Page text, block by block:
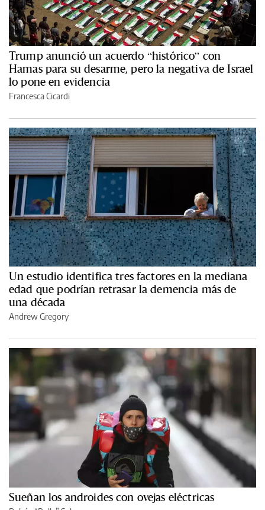
Trump anunció un acuerdo “histórico” con
Hamas para su desarme, pero la negativa de Israel
lo pone en evidencia
Francesca Cicardi
Un estudio identifica tres factores en la mediana
edad que podrían retrasar la demencia más de
una década
Andrew Gregory
Sueñan los androides con ovejas eléctricas